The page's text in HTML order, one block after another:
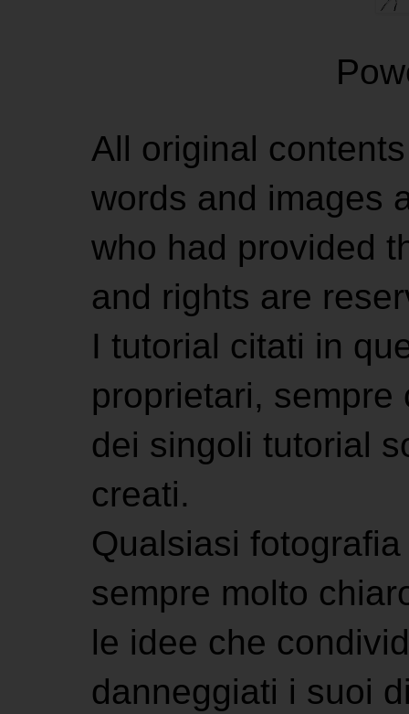
All original
words and images
who had provided
and rights are
I tutorial citati in
proprietari,
dei singoli tutorial
creati.
Qualsiasi
sempre molto
le idee che
danneggiati i suoi